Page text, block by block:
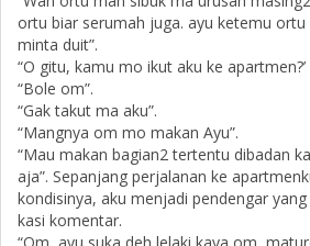
ortu biar serumah juga. ayu ketemu
minta duit”.
“O gitu, kamu mo ikut aku ke apartmen?’
“Bole om”.
“Gak takut ma aku”.
“Mangnya om mo makan Ayu”.
“Mau makan bagian2 tertentu dibadan
aja”. Sepanjang perjalanan ke
kondisinya, aku menjadi pendengar
kasi komentar.